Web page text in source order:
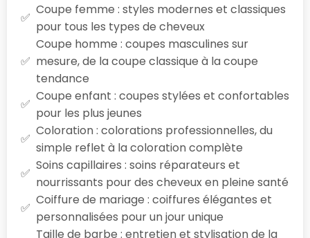
Coupe femme : styles modernes et classiques
pour tous les types de cheveux
Coupe homme : coupes masculines sur
mesure, de la coupe classique à la coupe
tendance
Coupe enfant : coupes stylées et confortables
pour les plus jeunes
Coloration : colorations professionnelles, du
simple reflet à la coloration complète
Soins capillaires : soins réparateurs et
nourrissants pour des cheveux en pleine santé
Coiffure de mariage : coiffures élégantes et
personnalisées pour un jour unique
Taille de barbe : entretien et stylisation de la